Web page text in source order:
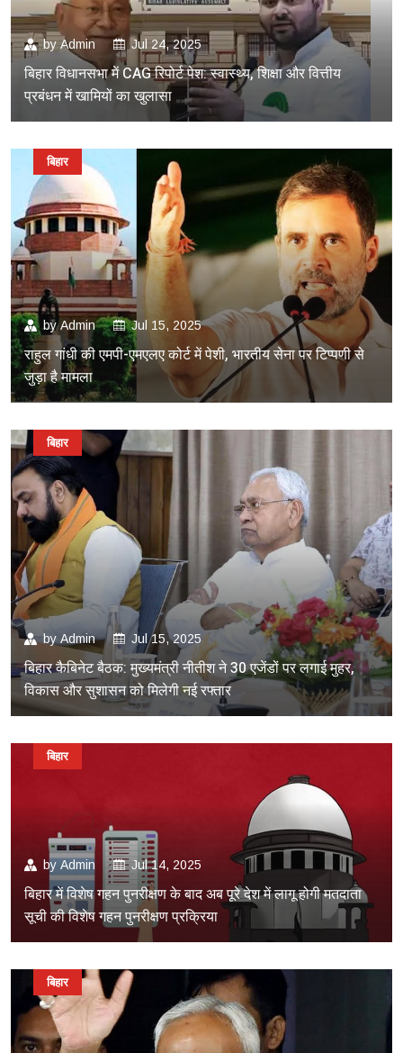
byAdmin Jul 24, 2025
बिहार विधानसभा में CAG रिपोर्ट पेश: स्वास्थ्य, शिक्षा और वित्तीय
प्रबंधन में खामियों का खुलासा
byAdmin Jul 15, 2025
राहुल गांधी की एमपी-एमएलए कोर्ट में पेशी, भारतीय सेना पर टिप्पणी से
जुड़ा है मामला
बिहार
by Admin Jul 15, 2025
बिहार कैबिनेट बैठक: मुख्यमंत्री नीतीश ने 30 एजेंडों पर लगाई मुहर,
विकास और सुशासन को मिलेगी नई रफ्तार
बिहार
by Admin Jul 14, 2025
बिहार में विशेष गहन पुनरीक्षण के बाद अब पूरे देश में लागू होगी मतदाता
सूची की विशेष गहन पुनरीक्षण प्रक्रिया
बिहार
बिहार